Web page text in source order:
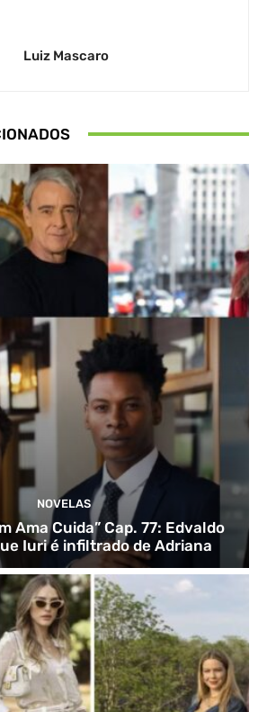
Luiz Mascaro
NOVELAS
Ama Cuida” Cap. 77: Edvaldo
Iuri é infiltrado de Adriana